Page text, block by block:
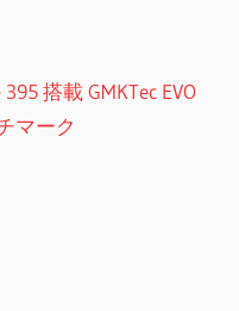
搭載 GMKTec EVO
マーク